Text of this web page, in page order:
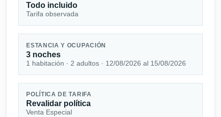
Todo incluido
Tarifa observada
ESTANCIA Y OCUPACIÓN
3 noches
1 habitación · 2 adultos · 12/08/2026 al 15/08/2026
POLÍTICA DE TARIFA
Revalidar política
Venta Especial